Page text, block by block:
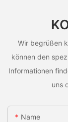
Wir begrüßen
können den
Informationen
uns
Name